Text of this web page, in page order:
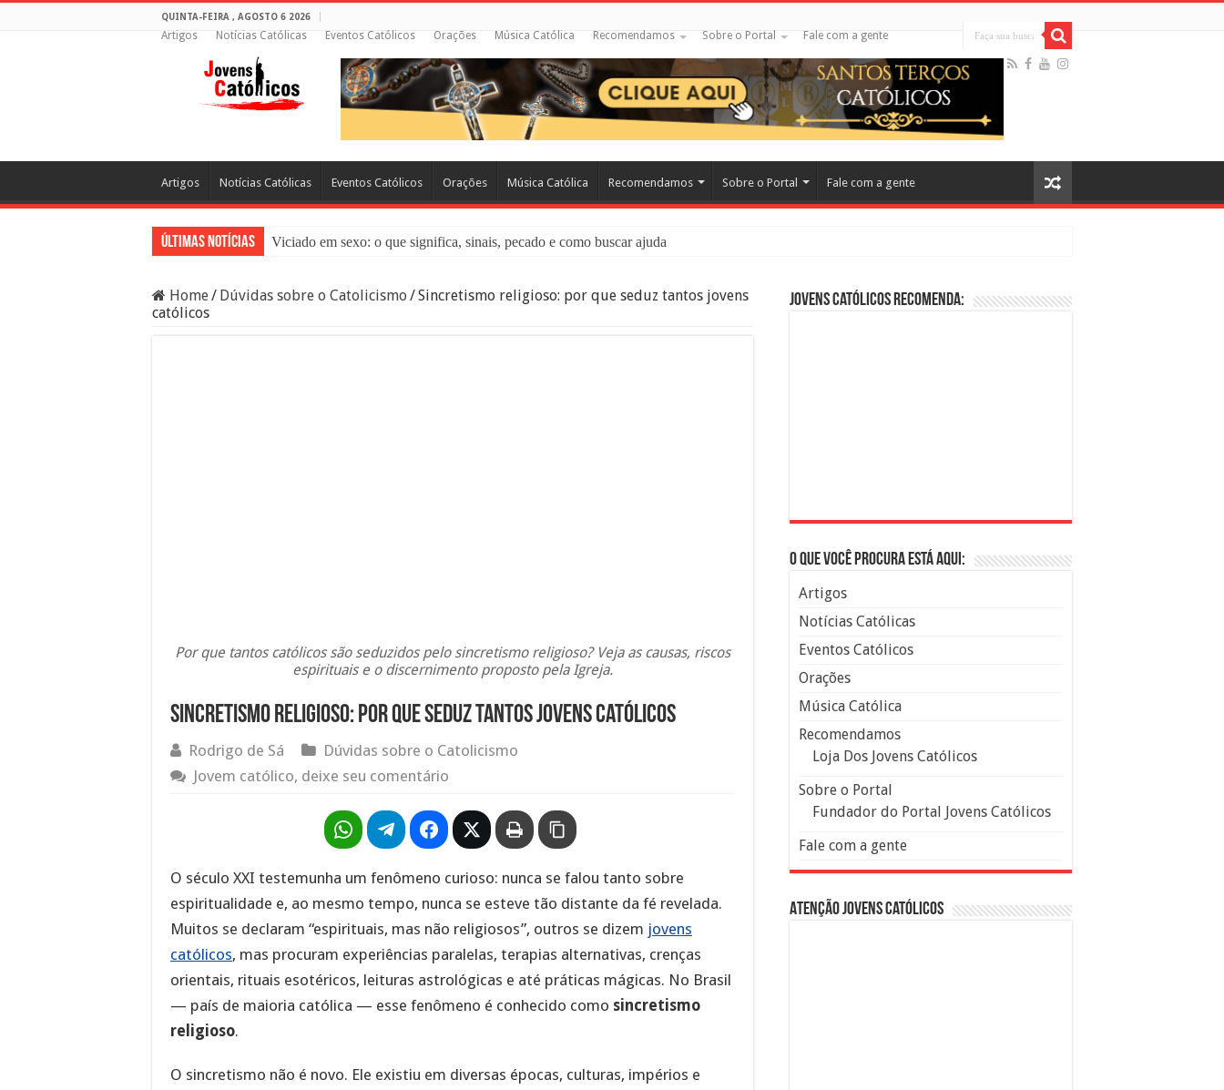
QUINTA-FEIRA , AGOSTO 6 2026
Artigos Notícias Católicas Eventos Católicos Orações Música Católica Recomendamos Sobre o Portal Fale com a gente
Artigos Notícias Católicas Eventos Católicos Orações Música Católica Recomendamos Sobre o Portal Fale com a gente
Últimas Notícias
Viciado em sexo: o que significa, sinais, pecado e como buscar ajuda
Filme Sagrado Coração – Seu Reino Não Terá Fim: O Documentário Que Vai Tocar os Católicos no Cinema
Home/ Dúvidas sobre o Catolicismo /Sincretismo religioso: por que seduz tantos jovens
católicos
Por que tantos católicos são seduzidos pelo sincretismo religioso? Veja as causas, riscos
espirituais e o discernimento proposto pela Igreja.
Sincretismo religioso: por que seduz tantos jovens católicos
Rodrigo de Sá
Dúvidas sobre o Catolicismo
Jovem católico, deixe seu comentário
O século XXI testemunha um fenômeno curioso: nunca se falou tanto sobre
espiritualidade e, ao mesmo tempo, nunca se esteve tão distante da fé revelada.
Muitos se declaram “espirituais, mas não religiosos”, outros se dizem jovens
católicos, mas procuram experiências paralelas, terapias alternativas, crenças
orientais, rituais esotéricos, leituras astrológicas e até práticas mágicas. No Brasil
— país de maioria católica — esse fenômeno é conhecido como sincretismo
religioso.
O sincretismo não é novo. Ele existiu em diversas épocas, culturas, impérios e
Jovens Católicos Recomenda:
O que você procura está aqui:
Artigos
Notícias Católicas
Eventos Católicos
Orações
Música Católica
Recomendamos
Loja Dos Jovens Católicos
Sobre o Portal
Fundador do Portal Jovens Católicos
Fale com a gente
Atenção Jovens Católicos